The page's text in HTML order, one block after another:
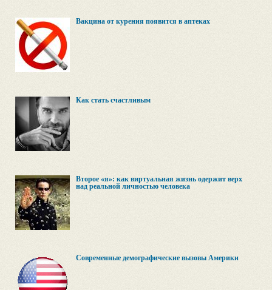
Вакцина от курения появится в аптеках
Как стать счастливым
Второе «я»: как виртуальная жизнь одержит верх
над реальной личностью человека
Современные демографические вызовы Америки